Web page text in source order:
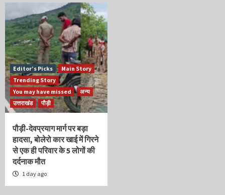
Editor’s Picks
Main Story
Trending Story
You may have missed
अन्य
उत्तराखंड
पौड़ी
पौड़ी-देवप्रयाग मार्ग पर बड़ा
हादसा, बोलेरो कार खाई में गिरने
से एक ही परिवार के 5 लोगों की
दर्दनाक मौत
1 day ago